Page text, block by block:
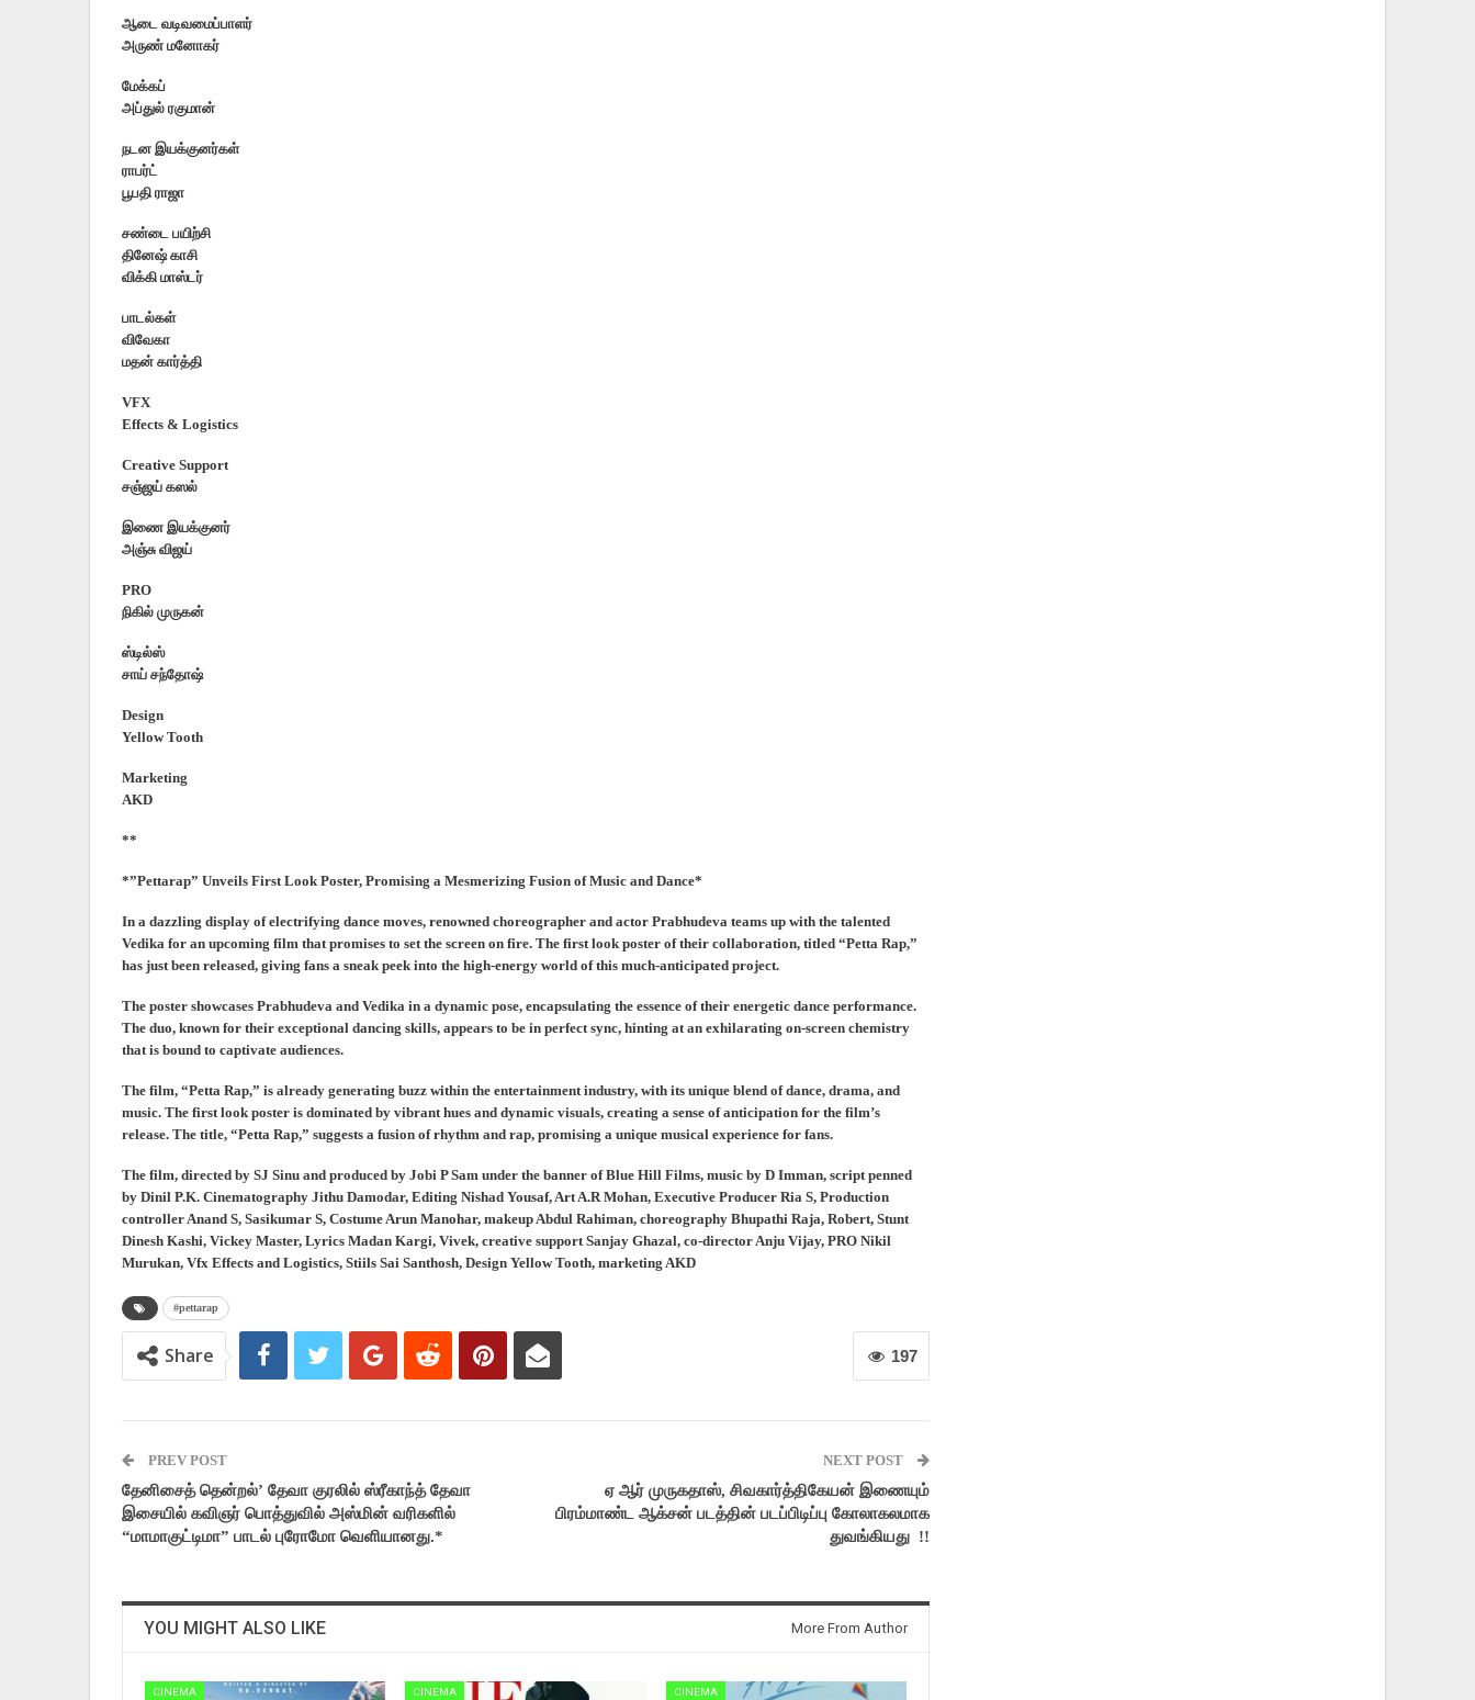
ஆடை வடிவமைப்பாளர்
அருண் மனோகர்
மேக்கப்
அப்துல் ரகுமான்
நடன இயக்குனர்கள்
ராபர்ட்
பூபதி ராஜா
சண்டை பயிற்சி
தினேஷ் காசி
விக்கி மாஸ்டர்
பாடல்கள்
விவேகா
மதன் கார்த்தி
VFX
Effects & Logistics
Creative Support
சஞ்ஜய் கஸல்
இணை இயக்குனர்
அஞ்சு விஜய்
PRO
நிகில் முருகன்
ஸ்டில்ஸ்
சாய் சந்தோஷ்
Design
Yellow Tooth
Marketing
AKD
**
*”Pettarap” Unveils First Look Poster, Promising a Mesmerizing Fusion of Music and Dance*
In a dazzling display of electrifying dance moves, renowned choreographer and actor Prabhudeva teams up with the talented
Vedika for an upcoming film that promises to set the screen on fire. The first look poster of their collaboration, titled “Petta Rap,”
has just been released, giving fans a sneak peek into the high-energy world of this much-anticipated project.
The poster showcases Prabhudeva and Vedika in a dynamic pose, encapsulating the essence of their energetic dance performance.
The duo, known for their exceptional dancing skills, appears to be in perfect sync, hinting at an exhilarating on-screen chemistry
that is bound to captivate audiences.
The film, “Petta Rap,” is already generating buzz within the entertainment industry, with its unique blend of dance, drama, and
music. The first look poster is dominated by vibrant hues and dynamic visuals, creating a sense of anticipation for the film’s
release. The title, “Petta Rap,” suggests a fusion of rhythm and rap, promising a unique musical experience for fans.
The film, directed by SJ Sinu and produced by Jobi P Sam under the banner of Blue Hill Films, music by D Imman, script penned
by Dinil P.K. Cinematography Jithu Damodar, Editing Nishad Yousaf, Art A.R Mohan, Executive Producer Ria S, Production
controller Anand S, Sasikumar S, Costume Arun Manohar, makeup Abdul Rahiman, choreography Bhupathi Raja, Robert, Stunt
Dinesh Kashi, Vickey Master, Lyrics Madan Kargi, Vivek, creative support Sanjay Ghazal, co-director Anju Vijay, PRO Nikil
Murukan, Vfx Effects and Logistics, Stiils Sai Santhosh, Design Yellow Tooth, marketing AKD
#pettarap
197
Share
PREV POST
தேனிசைத் தென்றல்’ தேவா குரலில் ஸ்ரீகாந்த் தேவா
இசையில் கவிஞர் பொத்துவில் அஸ்மின் வரிகளில்
“மாமாகுட்டிமா” பாடல் புரோமோ வெளியானது.*
NEXT POST
ஏ ஆர் முருகதாஸ், சிவகார்த்திகேயன் இணையும்
பிரம்மாண்ட ஆக்சன் படத்தின் படப்பிடிப்பு கோலாகலமாக
துவங்கியது !!
YOU MIGHT ALSO LIKE More From Author
CINEMA CINEMA CINEMA